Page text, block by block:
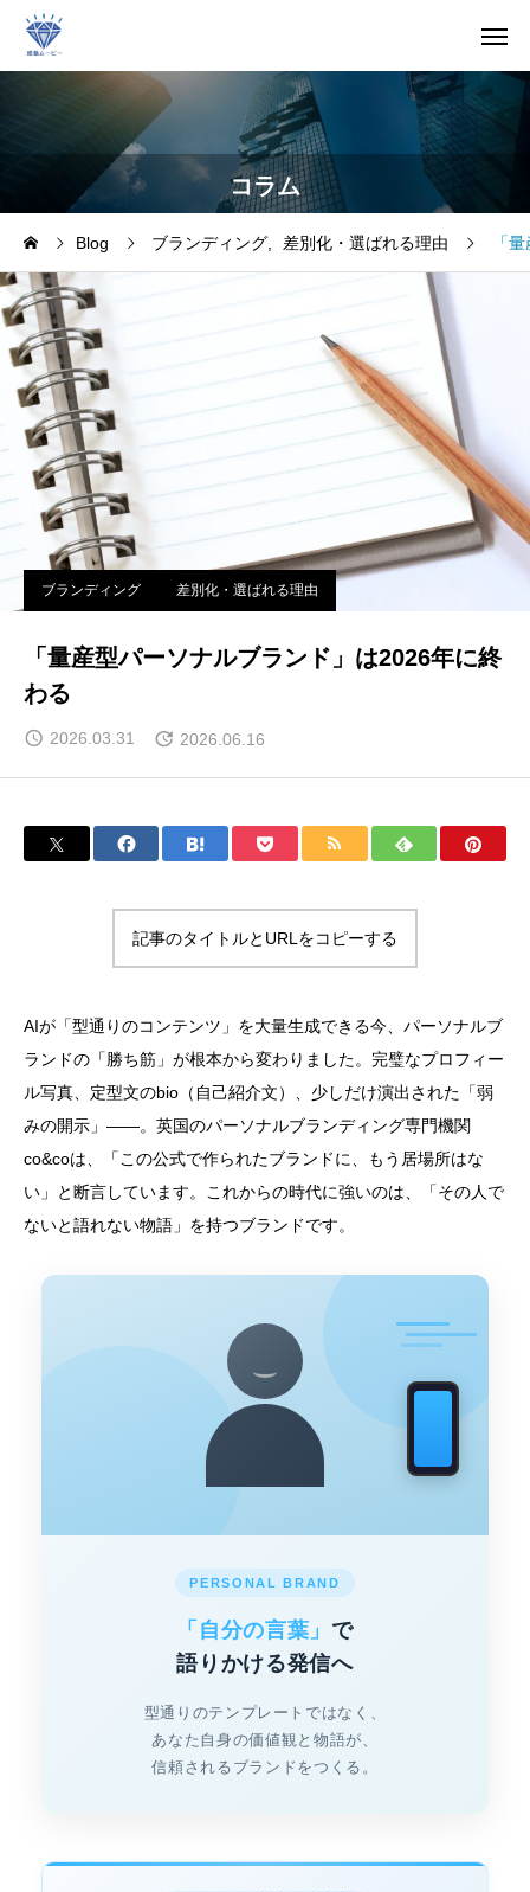
コラム
Blog ブランディング 差別化・選ばれる理由 「
ブランディング 差別化・選ばれる理由
「量産型パーソナルブランド」は2026年に終
わる
2026.03.31 2026.06.16
記事のタイトルとURLをコピーする
AIが「型通りのコンテンツ」を大量生成できる今、パーソナルブ
ランドの「勝ち筋」が根本から変わりました。完璧なプロフィー
ル写真、定型文のbio（自己紹介文）、少しだけ演出された「弱
みの開示」——。英国のパーソナルブランディング専門機関
co&coは、「この公式で作られたブランドに、もう居場所はな
い」と断言しています。これからの時代に強いのは、「その人で
ないと語れない物語」を持つブランドです。
PERSONAL BRAND
「自分の言葉」 で
語りかける発信へ
型通りのテンプレートではなく、
あなた自身の価値観と物語が、
信頼されるブランドをつくる。